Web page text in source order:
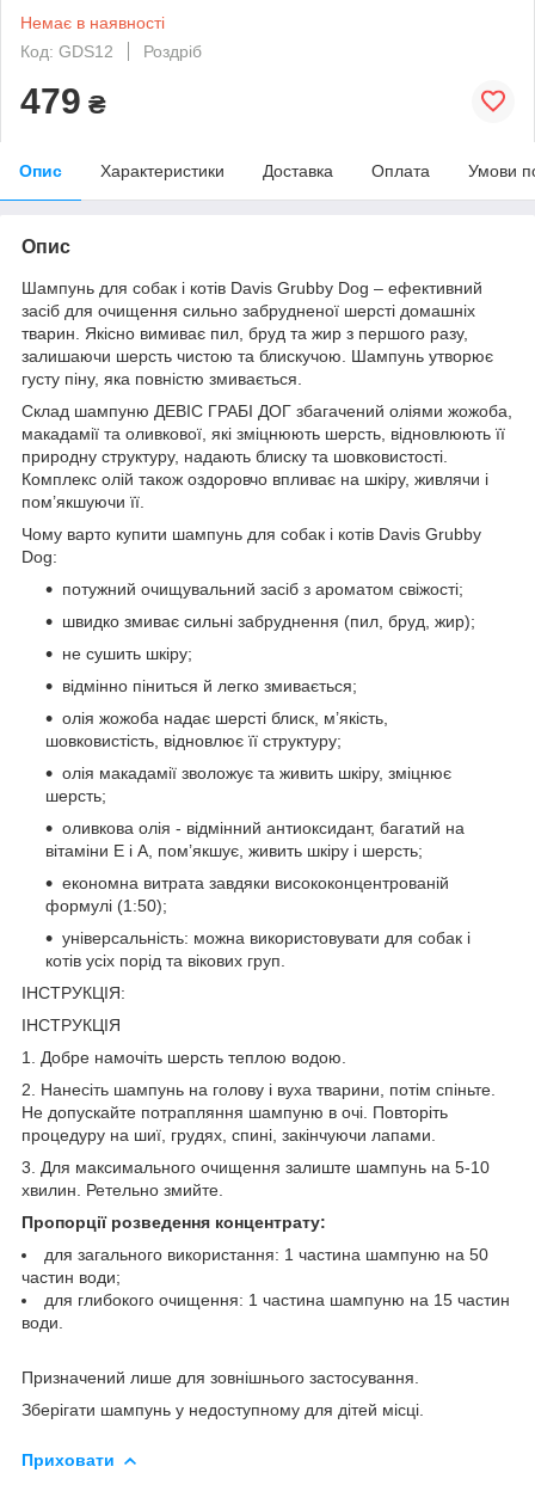
Немає в наявності
Код: GDS12
Роздріб
479 ₴
Опис Характеристики Доставка Оплата Умови
Опис
Шампунь для собак і котів Davis Grubby Dog – ефективний
засіб для очищення сильно забрудненої шерсті домашніх
тварин. Якісно вимиває пил, бруд та жир з першого разу,
залишаючи шерсть чистою та блискучою. Шампунь утворює
густу піну, яка повністю змивається.
Склад шампуню ДЕВІС ГРАБІ ДОГ збагачений оліями жожоба,
макадамії та оливкової, які зміцнюють шерсть, відновлюють її
природну структуру, надають блиску та шовковистості.
Комплекс олій також оздоровчо впливає на шкіру, живлячи і
пом’якшуючи її.
Чому варто купити шампунь для собак і котів Davis Grubby
Dog:
потужний очищувальний засіб з ароматом свіжості;
швидко змиває сильні забруднення (пил, бруд, жир);
не сушить шкіру;
відмінно піниться й легко змивається;
олія жожоба надає шерсті блиск, м’якість,
шовковистість, відновлює її структуру;
олія макадамії зволожує та живить шкіру, зміцнює
шерсть;
оливкова олія - відмінний антиоксидант, багатий на
вітаміни Е і А, пом’якшує, живить шкіру і шерсть;
економна витрата завдяки висококонцентрованій
формулі (1:50);
універсальність: можна використовувати для собак і
котів усіх порід та вікових груп.
ІНСТРУКЦІЯ:
ІНСТРУКЦІЯ
1. Добре намочіть шерсть теплою водою.
2. Нанесіть шампунь на голову і вуха тварини, потім спіньте.
Не допускайте потрапляння шампуню в очі. Повторіть
процедуру на шиї, грудях, спині, закінчуючи лапами.
3. Для максимального очищення залиште шампунь на 5-10
хвилин. Ретельно змийте.
Пропорції розведення концентрату:
для загального використання: 1 частина шампуню на 50
частин води;
для глибокого очищення: 1 частина шампуню на 15 частин
води.
Призначений лише для зовнішнього застосування.
Зберігати шампунь у недоступному для дітей місці.
Приховати